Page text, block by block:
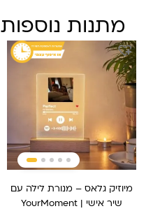
מתנות נוספות
מיוזיק גלאס – מנורת לילה עם
שיר אישי | YourMoment